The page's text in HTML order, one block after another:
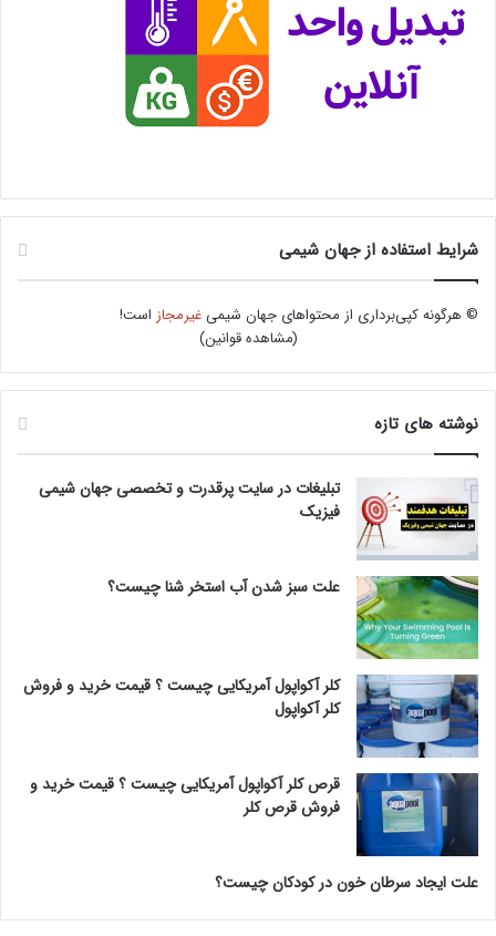
شرایط استفاده از جهان شیمی
© هرگونه کپی‌برداری از محتواهای جهان شیمیغیرمجاز است!
(مشاهده قوانین)
نوشته های تازه
تبلیغات در سایت پرقدرت و تخصصی جهان شیمی
فیزیک
علت سبز شدن آب استخر شنا چیست؟
کلر آکواپول آمریکایی چیست ؟ قیمت خرید و فروش
کلر آکواپول
قرص کلر آکواپول آمریکایی چیست ؟ قیمت خرید و
فروش قرص کلر
علت ایجاد سرطان خون در کودکان چیست؟